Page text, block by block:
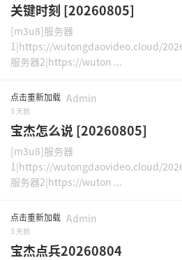
关键时刻 [20260805]
[m3u8]服务器
1|https://wutongdaovideo.cloud/
服务器2|https://wuton ...
点击重新加载 Admin
3 天前
宝杰怎么说 [20260805]
[m3u8]服务器
1|https://wutongdaovideo.cloud/
服务器2|https://wuton ...
点击重新加载 Admin
3 天前
宝杰点兵20260804